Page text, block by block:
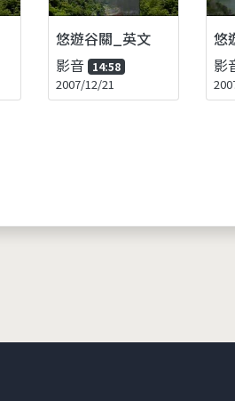
悠遊谷關_英文
影音 14:58
2007/12/21
悠
影